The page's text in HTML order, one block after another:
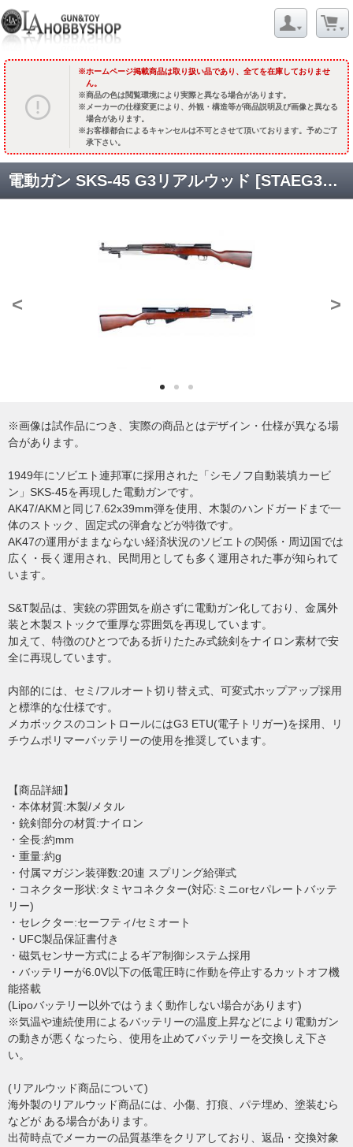
ホームページ掲載商品は取り扱い品であり、全てを在庫しておりませ
ん。
商品の色は閲覧環境により実際と異なる場合があります。
メーカーの仕様変更により、外観・構造等が商品説明及び画像と異なる
場合があります。
お客様都合によるキャンセルは不可とさせて頂いております。予めご了
承下さい。
電動ガン SKS-45 G3リアルウッド [STAEG3118RW] [2026年内予定2次ロット分.予約終了]
< >
※画像は試作品につき、実際の商品とはデザイン・仕様が異なる場
合があります。
1949年にソビエト連邦軍に採用された「シモノフ自動装填カービ
ン」SKS-45を再現した電動ガンです。
AK47/AKMと同じ7.62x39mm弾を使用、木製のハンドガードまで一
体のストック、固定式の弾倉などが特徴です。
AK47の運用がままならない経済状況のソビエトの関係・周辺国では
広く・長く運用され、民間用としても多く運用された事が知られて
います。
S&T製品は、実銃の雰囲気を崩さずに電動ガン化しており、金属外
装と木製ストックで重厚な雰囲気を再現しています。
加えて、特徴のひとつである折りたたみ式銃剣をナイロン素材で安
全に再現しています。
内部的には、セミ/フルオート切り替え式、可変式ホップアップ採用
と標準的な仕様です。
メカボックスのコントロールにはG3 ETU(電子トリガー)を採用、リ
チウムポリマーバッテリーの使用を推奨しています。
【商品詳細】
・本体材質:木製/メタル
・銃剣部分の材質:ナイロン
・全長:約mm
・重量:約g
・付属マガジン装弾数:20連 スプリング給弾式
・コネクター形状:タミヤコネクター(対応:ミニorセパレートバッテ
リー)
・セレクター:セーフティ/セミオート
・UFC製品保証書付き
・磁気センサー方式によるギア制御システム採用
・バッテリーが6.0V以下の低電圧時に作動を停止するカットオフ機
能搭載
(Lipoバッテリー以外ではうまく動作しない場合があります)
※気温や連続使用によるバッテリーの温度上昇などにより電動ガン
の動きが悪くなったら、使用を止めてバッテリーを交換しえ下さ
い。
(リアルウッド商品について)
海外製のリアルウッド商品には、小傷、打痕、パテ埋め、塗装むら
などが ある場合があります。
出荷時点でメーカーの品質基準をクリアしており、返品・交換対象